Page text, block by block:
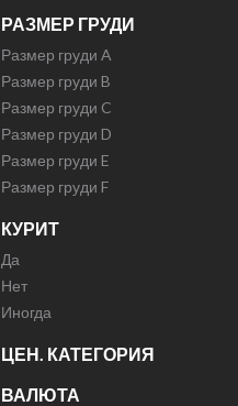
РАЗМЕР ГРУДИ
Размер груди A
Размер груди B
Размер груди C
Размер груди D
Размер груди E
Размер груди F
КУРИТ
Да
Нет
Иногда
ЦЕН. КАТЕГОРИЯ
ВАЛЮТА